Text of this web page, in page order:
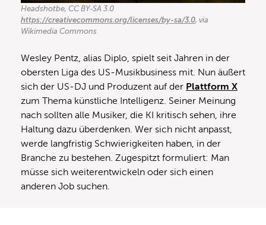
Headshotbe, CC BY-SA 3.0
https://creativecommons.org/licenses/by-sa/3.0, via
Wikimedia Commons
Wesley Pentz, alias Diplo, spielt seit Jahren in der
obersten Liga des US-Musikbusiness mit. Nun äußert
sich der US-DJ und Produzent auf der Plattform X
zum Thema künstliche Intelligenz. Seiner Meinung
nach sollten alle Musiker, die KI kritisch sehen, ihre
Haltung dazu überdenken. Wer sich nicht anpasst,
werde langfristig Schwierigkeiten haben, in der
Branche zu bestehen. Zugespitzt formuliert: Man
müsse sich weiterentwickeln oder sich einen
anderen Job suchen.